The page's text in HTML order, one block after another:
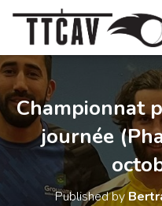
Championnat
journée
Published by